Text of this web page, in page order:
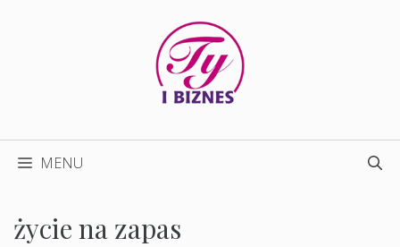
MENU
życie na zapas